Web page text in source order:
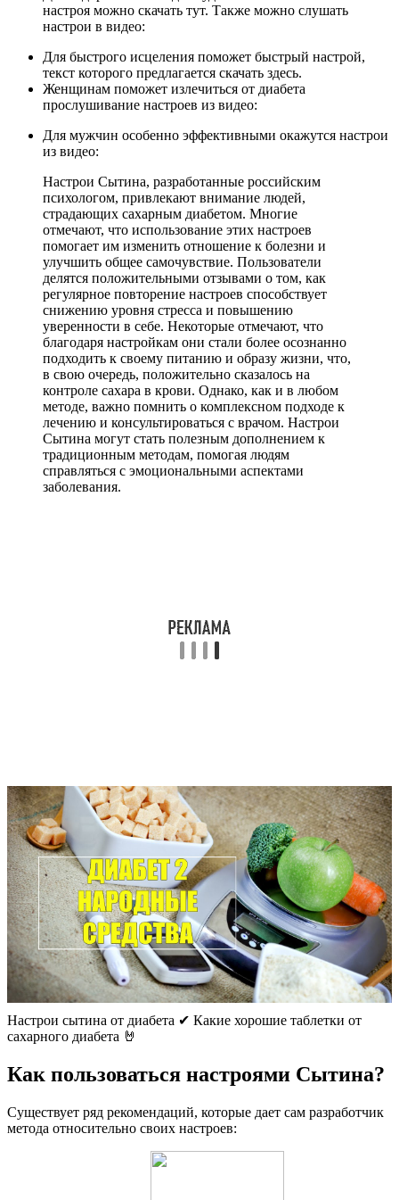
настроя можно скачать тут. Также можно слушать
настрои в видео:
Для быстрого исцеления поможет быстрый настрой,
текст которого предлагается скачать здесь.
Женщинам поможет излечиться от диабета
прослушивание настроев из видео:
Для мужчин особенно эффективными окажутся настрои
из видео:
Настрои Сытина, разработанные российским
психологом, привлекают внимание людей,
страдающих сахарным диабетом. Многие
отмечают, что использование этих настроев
помогает им изменить отношение к болезни и
улучшить общее самочувствие. Пользователи
делятся положительными отзывами о том, как
регулярное повторение настроев способствует
снижению уровня стресса и повышению
уверенности в себе. Некоторые отмечают, что
благодаря настройкам они стали более осознанно
подходить к своему питанию и образу жизни, что,
в свою очередь, положительно сказалось на
контроле сахара в крови. Однако, как и в любом
методе, важно помнить о комплексном подходе к
лечению и консультироваться с врачом. Настрои
Сытина могут стать полезным дополнением к
традиционным методам, помогая людям
справляться с эмоциональными аспектами
заболевания.
Настрои сытина от диабета ✔ Какие хорошие таблетки от
сахарного диабета 🤘
Как пользоваться настроями Сытина?
Существует ряд рекомендаций, которые дает сам разработчик
метода относительно своих настроев: